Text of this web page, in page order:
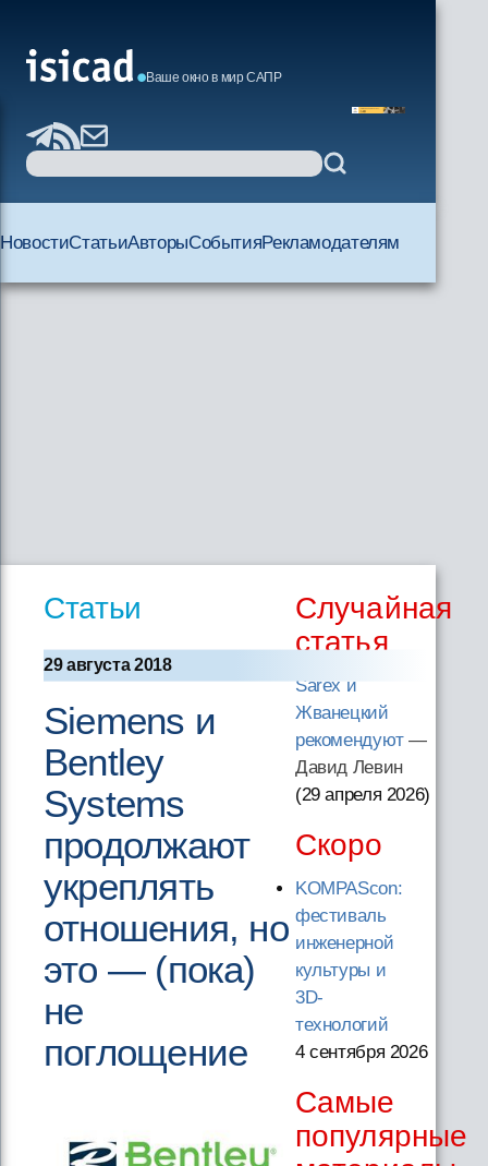
Ваше окно в мир САПР
НовостиСтатьиАвторыСобытияРекламодателям
Статьи
29 августа 2018
Siemens и
Bentley
Systems
продолжают
укреплять
отношения, но
это — (пока)
не
поглощение
Случайная
статья
Sarex и
Жванецкий
рекомендуют—
Давид Левин
(29 апреля 2026)
Скоро
KOMPAScon:
фестиваль
инженерной
культуры и
3D-
технологий
4 сентября 2026
Самые
популярные